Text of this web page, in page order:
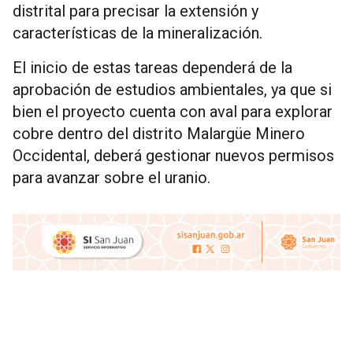
distrital para precisar la extensión y
características de la mineralización.
El inicio de estas tareas dependerá de la
aprobación de estudios ambientales, ya que si
bien el proyecto cuenta con aval para explorar
cobre dentro del distrito Malargüe Minero
Occidental, deberá gestionar nuevos permisos
para avanzar sobre el uranio.